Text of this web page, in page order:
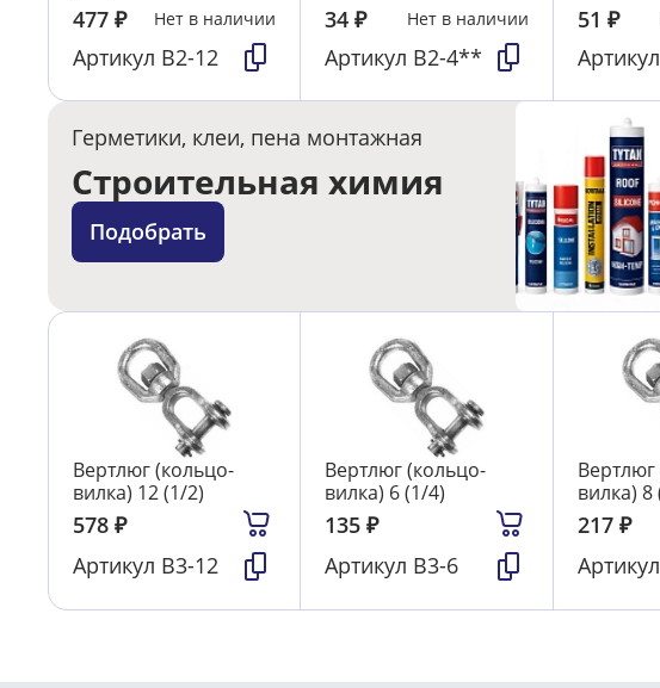
477 ₽ Нет в наличии
Артикул В2-12
34₽ Нет в наличии
Артикул В2-4**
51 ₽
Артикул
Герметики, клеи, пена монтажная
Строительная химия
Подобрать
Вертлюг (кольцо-
вилка) 12 (1/2)
578 ₽
Артикул В3-12
Вертлюг (кольцо-
вилка) 6 (1/4)
135₽
Артикул В3-6
вилка) 8
217 ₽
Артикул